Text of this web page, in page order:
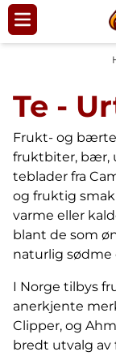
Hopp til innhold
Te -
Frukt- og
fruktbiter, bær,
teblader fra
og fruktig
varme eller
blant de som
naturlig sødme
I Norge tilbys
anerkjente
Clipper, og
bredt utvalg